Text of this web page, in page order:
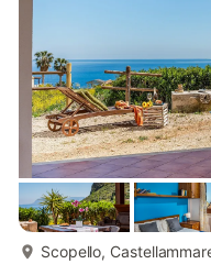
komfort przez cały rok, a
płaskim ekranem jest...
Scopello,